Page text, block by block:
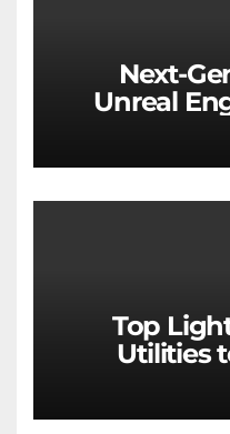
Next-
Unreal
Top
Utilities